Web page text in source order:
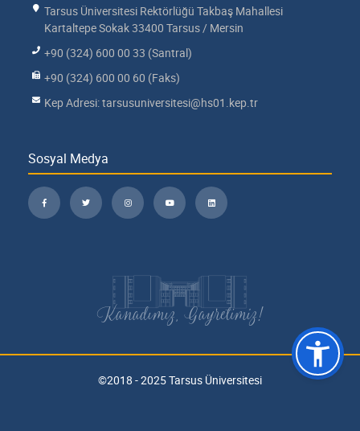
Tarsus Üniversitesi Rektörlüğü Takbaş Mahallesi
Kartaltepe Sokak 33400 Tarsus / Mersin
+90 (324) 600 00 33 (Santral)
+90 (324) 600 00 60 (Faks)
Kep Adresi: tarsusuniversitesi@hs01.kep.tr
Sosyal Medya
Kanadımız, Gayretimiz!
©2018 - 2025 Tarsus Üniversitesi